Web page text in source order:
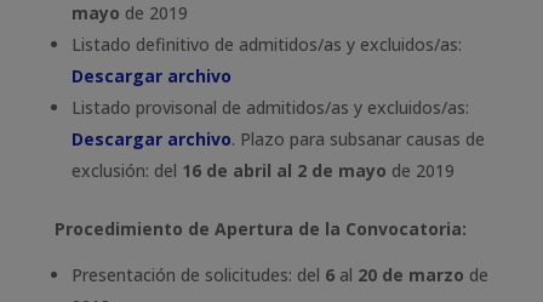
mayo de 2019
Listado definitivo de admitidos/as y excluidos/as:
Descargar archivo
Listado provisonal de admitidos/as y excluidos/as:
Descargar archivo. Plazo para subsanar causas de
exclusión: del 16 de abril al 2 de mayo de 2019
Procedimiento de Apertura de la Convocatoria:
Presentación de solicitudes: del 6 al 20 de marzo de